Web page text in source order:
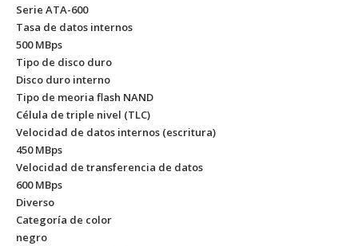
Serie ATA-600
Tasa de datos internos
500 MBps
Tipo de disco duro
Disco duro interno
Tipo de meoria flash NAND
Célula de triple nivel (TLC)
Velocidad de datos internos (escritura)
450 MBps
Velocidad de transferencia de datos
600 MBps
Diverso
Categoría de color
negro